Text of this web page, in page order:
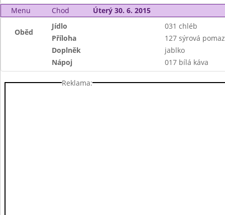
Menu Chod Úterý 30. 6. 2015
Oběd
Jídlo
031 chléb
Příloha
127 sýrová
Doplněk
jablko
Nápoj
017 bílá káva
Reklama: